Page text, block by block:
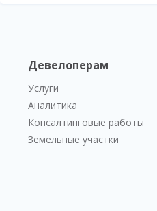
Девелоперам
Услуги
Аналитика
Консалтинговые работы
Земельные участки